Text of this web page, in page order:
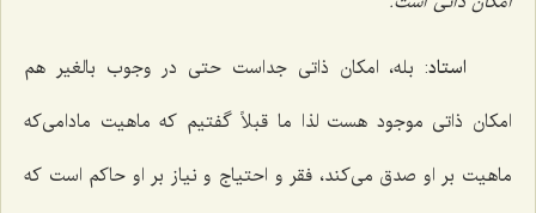
استاد: بله، امکان ذاتی جداست حتی در وجوب بالغیر هم
امکان ذاتی موجود هست لذا ما قبلاً گفتیم که ماهیت مادامی‌که
ماهیت بر او صدق می‌کند، فقر و احتیاج و نیاز بر او حاکم است که